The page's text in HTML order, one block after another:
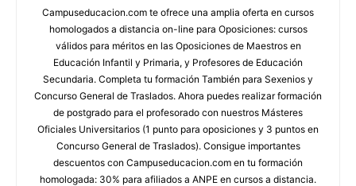
Campuseducacion.com te ofrece una amplia oferta en cursos
homologados a distancia on-line para Oposiciones: cursos
válidos para méritos en las Oposiciones de Maestros en
Educación Infantil y Primaria, y Profesores de Educación
Secundaria. Completa tu formación También para Sexenios y
Concurso General de Traslados. Ahora puedes realizar formación
de postgrado para el profesorado con nuestros Másteres
Oficiales Universitarios (1 punto para oposiciones y 3 puntos en
Concurso General de Traslados). Consigue importantes
descuentos con Campuseducacion.com en tu formación
homologada: 30% para afiliados a ANPE en cursos a distancia.